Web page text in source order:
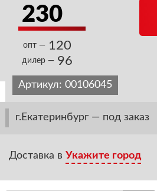
230
опт — 120
дилер — 96
Артикул: 00106045
г.Екатеринбург — под заказ
Доставка в Укажите город